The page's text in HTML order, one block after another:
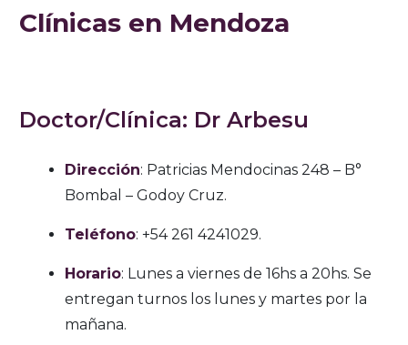
Clínicas en Mendoza
Doctor/Clínica: Dr Arbesu
Dirección: Patricias Mendocinas 248 – B°
Bombal – Godoy Cruz.
Teléfono: +54 261 4241029.
Horario: Lunes a viernes de 16hs a 20hs. Se
entregan turnos los lunes y martes por la
mañana.